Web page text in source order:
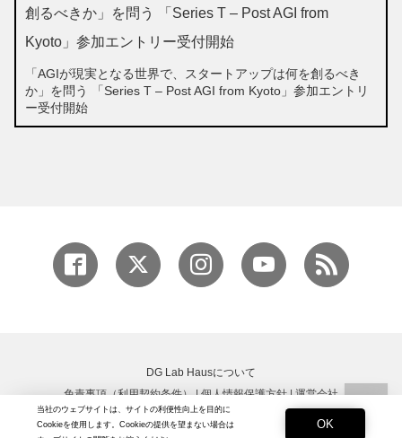
「AGIが現実となる世界で、スタートアップは何を創るべき
か」を問う 「Series T – Post AGI from Kyoto」参加エントリ
ー受付開始
DG Lab Hausについて
免責事項（利用契約条件）|個人情報保護方針|運営会社
Copyright © DG Lab All rights reserved.
当社のウェブサイトは、サイトの利便性向上を目的に
Cookieを使用します。Cookieの提供を望まない場合は
OK